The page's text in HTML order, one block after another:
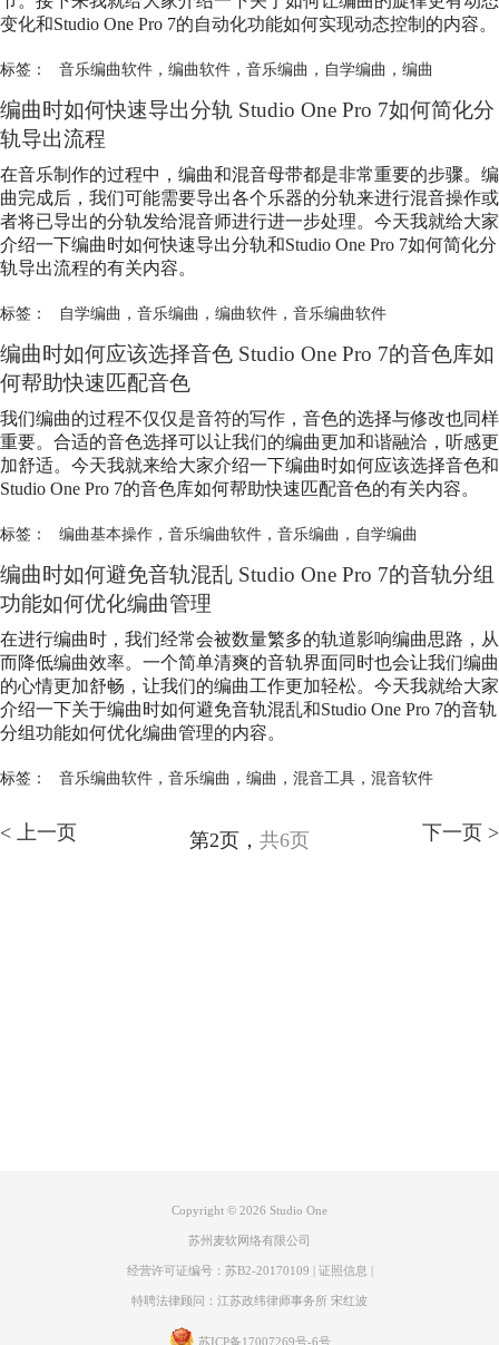
变化和Studio One Pro 7的自动化功能如何实现动态控制的内容。
标签： 音乐编曲软件， 编曲软件， 音乐编曲 ， 自学编曲 ， 编曲
编曲时如何快速导出分轨 Studio One Pro 7如何简化分
轨导出流程
在音乐制作的过程中，编曲和混音母带都是非常重要的步骤。编
曲完成后，我们可能需要导出各个乐器的分轨来进行混音操作或
者将已导出的分轨发给混音师进行进一步处理。今天我就给大家
介绍一下编曲时如何快速导出分轨和Studio One Pro 7如何简化分
轨导出流程的有关内容。
标签： 自学编曲 ， 音乐编曲 ， 编曲软件， 音乐编曲软件
编曲时如何应该选择音色 Studio One Pro 7的音色库如
何帮助快速匹配音色
我们编曲的过程不仅仅是音符的写作，音色的选择与修改也同样
重要。合适的音色选择可以让我们的编曲更加和谐融洽，听感更
加舒适。今天我就来给大家介绍一下编曲时如何应该选择音色和
Studio One Pro 7的音色库如何帮助快速匹配音色的有关内容。
标签： 编曲基本操作， 音乐编曲软件， 音乐编曲 ， 自学编曲
编曲时如何避免音轨混乱 Studio One Pro 7的音轨分组
功能如何优化编曲管理
在进行编曲时，我们经常会被数量繁多的轨道影响编曲思路，从
而降低编曲效率。一个简单清爽的音轨界面同时也会让我们编曲
的心情更加舒畅，让我们的编曲工作更加轻松。今天我就给大家
介绍一下关于编曲时如何避免音轨混乱和Studio One Pro 7的音轨
分组功能如何优化编曲管理的内容。
标签： 音乐编曲软件， 音乐编曲 ， 编曲 ， 混音工具， 混音软件
< 上一页 第2页， 共6页 下一页 >
Copyright © 2026 Studio One
苏州麦软网络有限公司
经营许可证编号：苏B2-20170109 | 证照信息 |
特聘法律顾问：江苏政纬律师事务所 宋红波
苏ICP备17007269号-6号